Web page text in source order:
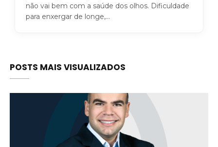
não vai bem com a saúde dos olhos. Dificuldade
para enxergar de longe,…
POSTS MAIS VISUALIZADOS